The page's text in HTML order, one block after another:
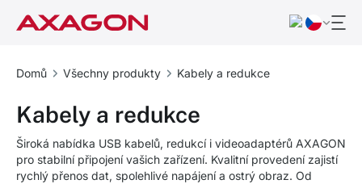
Domů Všechny produkty Kabely a redukce
Kabely a redukce
Široká nabídka USB kabelů, redukcí i videoadaptérů AXAGON
pro stabilní připojení vašich zařízení. Kvalitní provedení zajistí
rychlý přenos dat, spolehlivé napájení a ostrý obraz. Od